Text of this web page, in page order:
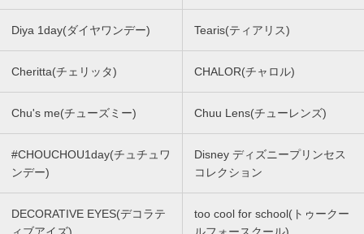
Diya 1day(ダイヤワンデー) Tearis(ティアリス)
Cheritta(チェリッタ) CHALOR(チャロル)
Chu's me(チューズミー) Chuu Lens(チューレンズ)
#CHOUCHOU1day(チュチュワ
ンデー)
Disney ディズニープリンセス
コレクション
DECORATIVE EYES(デコラテ
too cool for school(トゥークー